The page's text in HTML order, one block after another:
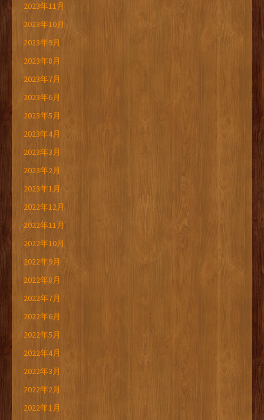
2023年11月
2023年10月
2023年9月
2023年8月
2023年7月
2023年6月
2023年5月
2023年4月
2023年3月
2023年2月
2023年1月
2022年12月
2022年11月
2022年10月
2022年9月
2022年8月
2022年7月
2022年6月
2022年5月
2022年4月
2022年3月
2022年2月
2022年1月